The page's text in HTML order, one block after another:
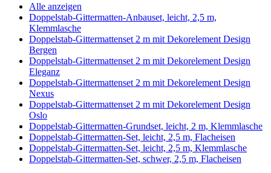
Alle anzeigen
Doppelstab-Gittermatten-Anbauset, leicht, 2,5 m,
Klemmlasche
Doppelstab-Gittermattenset 2 m mit Dekorelement Design
Bergen
Doppelstab-Gittermattenset 2 m mit Dekorelement Design
Eleganz
Doppelstab-Gittermattenset 2 m mit Dekorelement Design
Nexus
Doppelstab-Gittermattenset 2 m mit Dekorelement Design
Oslo
Doppelstab-Gittermatten-Grundset, leicht, 2 m, Klemmlasche
Doppelstab-Gittermatten-Set, leicht, 2,5 m, Flacheisen
Doppelstab-Gittermatten-Set, leicht, 2,5 m, Klemmlasche
Doppelstab-Gittermatten-Set, schwer, 2,5 m, Flacheisen